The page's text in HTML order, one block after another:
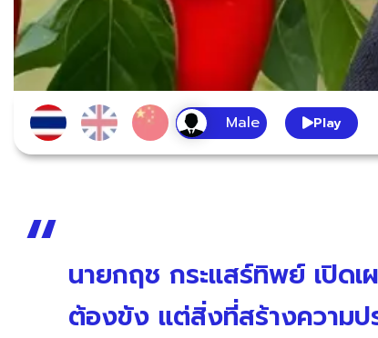
Play
นายกฤช กระแสร์ทิพย์ เปิด
ต้องขัง แต่สิ่งที่สร้างความป